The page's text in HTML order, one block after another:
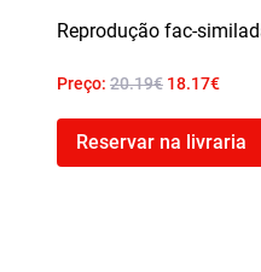
Reprodução fac-
Preço: 20.19€ 18.17€
Reservar na livraria